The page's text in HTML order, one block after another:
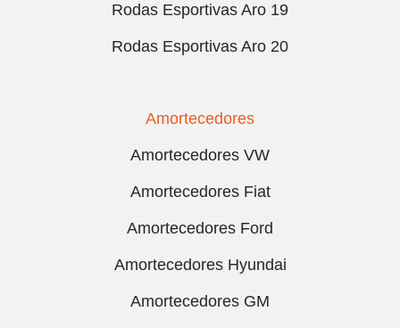
Rodas Esportivas Aro 19
Rodas Esportivas Aro 20
Amortecedores
Amortecedores VW
Amortecedores Fiat
Amortecedores Ford
Amortecedores Hyundai
Amortecedores GM